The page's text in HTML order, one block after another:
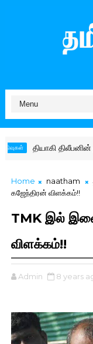
தியாகி திலீபனின்
Home naatham
கஜேந்திரன் விளக்கம்!!
TMK இல்
விளக்கம்!!
Admin 8 years